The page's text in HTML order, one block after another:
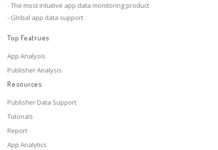
- The most intuitive app data monitoring product
- Global app data support
Top Featrues
App Analysis
Publisher Analysis
Resources
Publisher Data Support
Tutorials
Report
App Analytics